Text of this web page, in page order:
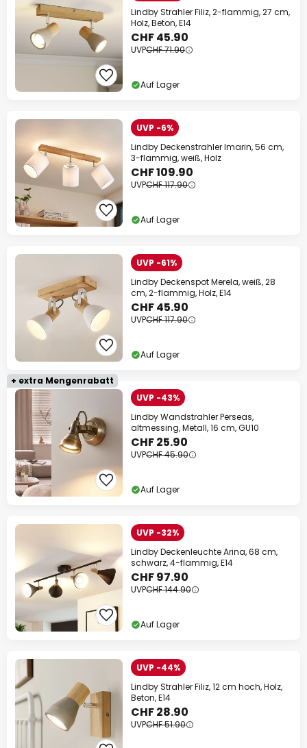
Lindby Strahler Filiz, 2-flammig, 27 cm,
Holz, Beton, E14
CHF 45.90
UVPCHF 71.90
Auf Lager
UVP -6%
Lindby Deckenstrahler Imarin, 56 cm,
3-flammig, weiß, Holz
CHF 109.90
UVPCHF 117.90
Auf Lager
UVP -61%
Lindby Deckenspot Merela, weiß, 28
cm, 2-flammig, Holz, E14
CHF 45.90
UVPCHF 117.90
Auf Lager
+ extra Mengenrabatt
UVP -43%
Lindby Wandstrahler Perseas,
altmessing, Metall, 16 cm, GU10
CHF 25.90
UVPCHF 45.90
Auf Lager
UVP -32%
Lindby Deckenleuchte Arina, 68 cm,
schwarz, 4-flammig, E14
CHF 97.90
UVPCHF 144.90
Auf Lager
UVP -44%
Lindby Strahler Filiz, 12 cm hoch, Holz,
Beton, E14
CHF 28.90
UVPCHF 51.90